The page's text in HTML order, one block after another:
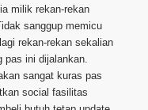
milik rekan-rekan
sanggup memicu
rekan-rekan sekalian
pas ini dijalankan.
sangat kuras pas
social fasilitas